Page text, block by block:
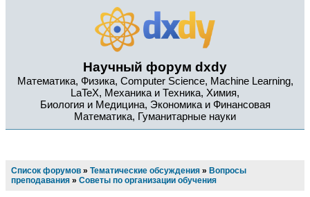
Научный форум dxdy
Математика, Физика, Computer Science, Machine Learning,
LaTeX, Механика и Техника, Химия,
Биология и Медицина, Экономика и Финансовая
Математика, Гуманитарные науки
Список форумов » Тематические обсуждения » Вопросы
преподавания » Советы по организации обучения